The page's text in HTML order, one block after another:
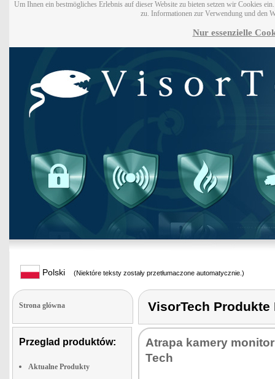
Um Ihnen ein bestmögliches Erlebnis auf dieser Website zu bieten setzen wir Cookies
zu. Informationen zur Verwendung und den
Nur essenzielle
Polski (Niektóre teksty zostały przetłumaczone automatycznie.)
Strona glówna
Przeglad produktów:
Aktualne Produkty
VisorTech Produkte
Atra­pa ka­me­ry
Tech